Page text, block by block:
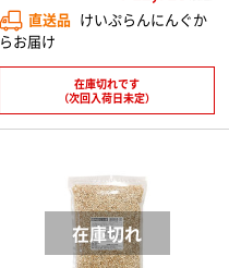
直送品 けいぷらんにんぐか
らお届け
在庫切れです
（次回入荷日未定）